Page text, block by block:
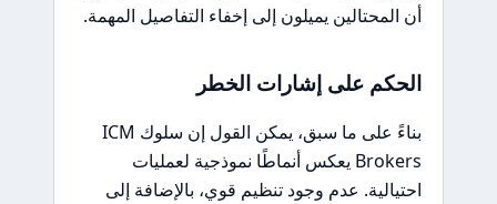
أن المحتالين يميلون إلى إخفاء التفاصيل المهمة.
الحكم على إشارات الخطر
بناءً على ما سبق، يمكن القول إن سلوك ICM
Brokers يعكس أنماطًا نموذجية لعمليات
احتيالية. عدم وجود تنظيم قوي، بالإضافة إلى